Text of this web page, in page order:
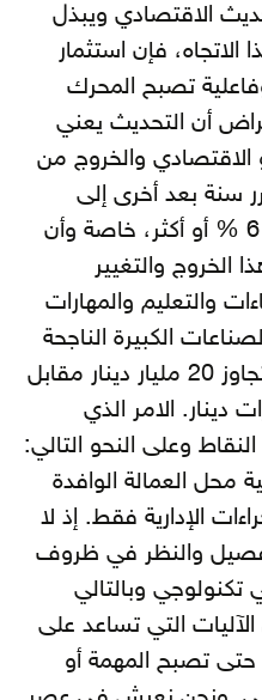
الاقتصادي ويبذل
فإن استثمار
تصبح المحرك
أن التحديث يعني
الاقتصادي والخروج من
التي تتكرر سنة بعد أخرى إلى
مستويات متقدمة 5 % أو 6 % أو أكثر، خاصة وأن
الخروج والتغيير
والتعليم والمهارات
الكبيرة الناجحة
والنشاط الاستيرادي الذي يتجاوز 20 مليار دينار مقابل
حدود 10 مليارات دينار. الامر الذي
وعلى النحو التالي:
محل العمالة الوافدة
الإدارية فقط. إذ لا
والنظر في ظروف
وبالتالي
الآليات التي تساعد على
حتى تصبح المهمة أو